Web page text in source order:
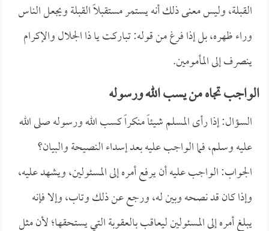
القبلة، وليس معنى ذلك أنه يستمر مستقبلاً القبلة ويجعل الناس
وراء ظهره، بل إذا فرغ من قوله: تباركت يا ذا الجلال والإكرام
ينصرف إلى المأمومين.
الواجب تجاه من يسب الله ورسوله
السؤال: إذا رأى المسلم شيئاً منكراً كسب الله ورسوله صلى الله
عليه وسلم، فما الواجب عليه بعد إسداء النصيحة والبيان؟
الجواب: الواجب عليه أن يرفع أمره إلى المسئولين، ويشهد عليه،
وإذا كان قد نصحه وبين له، ورجع عن ذلك وتاب، وإلا فإنه
يبلغ أمره إلى المسئولين ليعاقب بالعقوبة التي يستحقها؛ لأن مثل